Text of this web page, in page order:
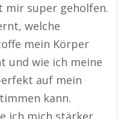
mir super geholfen.
welche
mein Körper
und wie ich meine
auf mein
kann.
ich mich stärker,